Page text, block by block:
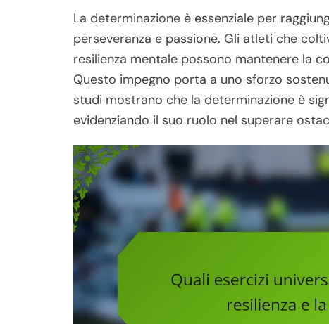
La determinazione è essenziale per
perseveranza e passione. Gli atleti che
resilienza mentale possono mantenere la
Questo impegno porta a uno sforzo
studi mostrano che la determinazione è
evidenziando il suo ruolo nel superare